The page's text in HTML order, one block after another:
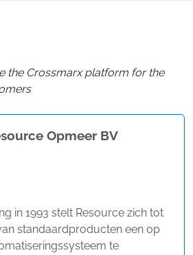
the Crossmarx platform for the
Opmeer BV
in 1993 stelt Resource zich tot
standaardproducten een op
te